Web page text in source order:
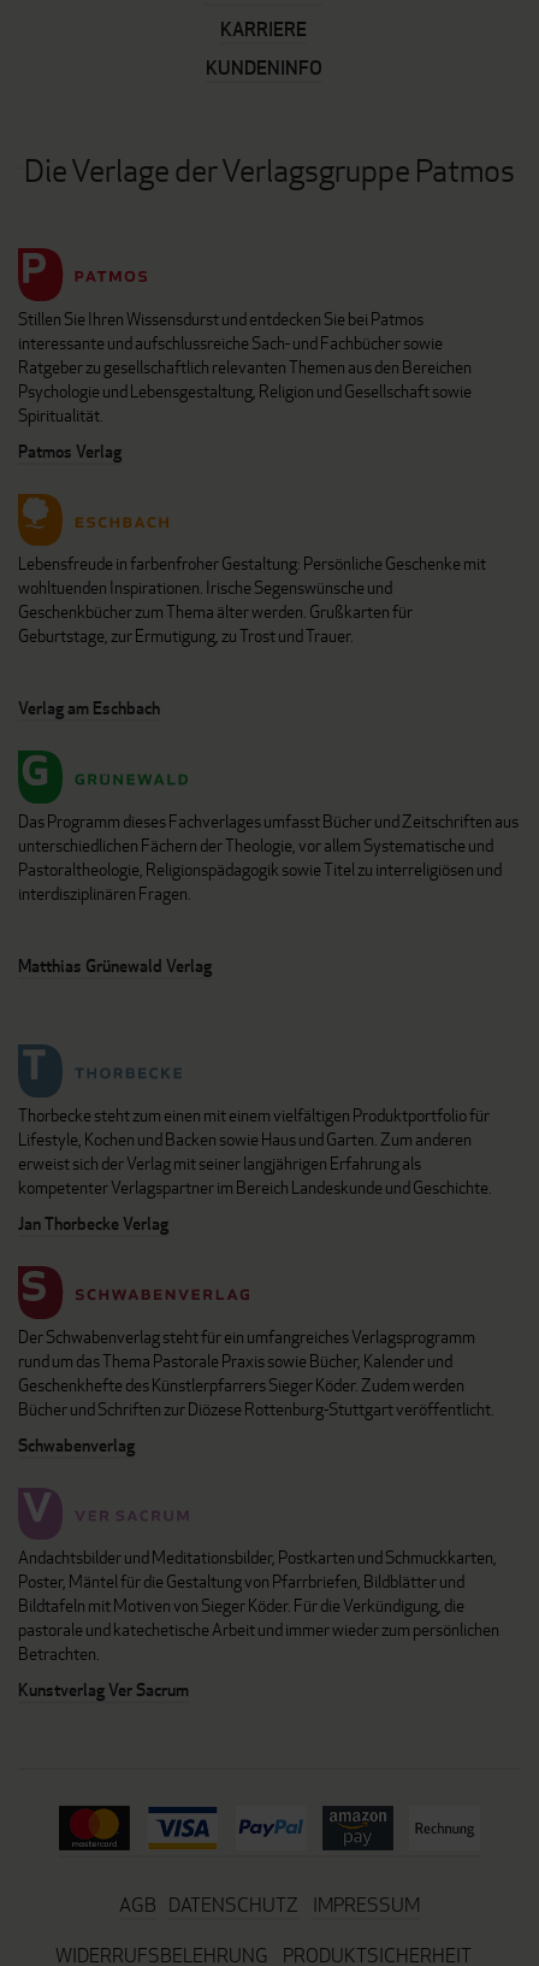
KARRIERE
KUNDENINFO
Die Verlage der Verlagsgruppe Patmos
Stillen Sie Ihren Wissensdurst und entdecken Sie bei Patmos
interessante und aufschlussreiche Sach- und Fachbücher sowie
Ratgeber zu gesellschaftlich relevanten Themen aus den Bereichen
Psychologie und Lebensgestaltung, Religion und Gesellschaft sowie
Spiritualität.
Patmos Verlag
Lebensfreude in farbenfroher Gestaltung: Persönliche Geschenke mit
wohltuenden Inspirationen. Irische Segenswünsche und
Geschenkbücher zum Thema älter werden. Grußkarten für
Geburtstage, zur Ermutigung, zu Trost und Trauer.
Verlag am Eschbach
Das Programm dieses Fachverlages umfasst Bücher und Zeitschriften aus
unterschiedlichen Fächern der Theologie, vor allem Systematische und
Pastoraltheologie, Religionspädagogik sowie Titel zu interreligiösen und
interdisziplinären Fragen.
Matthias Grünewald Verlag
Thorbecke steht zum einen mit einem vielfältigen Produktportfolio für
Lifestyle, Kochen und Backen sowie Haus und Garten. Zum anderen
erweist sich der Verlag mit seiner langjährigen Erfahrung als
kompetenter Verlagspartner im Bereich Landeskunde und Geschichte.
Jan Thorbecke Verlag
Der Schwabenverlag steht für ein umfangreiches Verlagsprogramm
rund um das Thema Pastorale Praxis sowie Bücher, Kalender und
Geschenkhefte des Künstlerpfarrers Sieger Köder. Zudem werden
Bücher und Schriften zur Diözese Rottenburg-Stuttgart veröffentlicht.
Schwabenverlag
Andachtsbilder und Meditationsbilder, Postkarten und Schmuckkarten,
Poster, Mäntel für die Gestaltung von Pfarrbriefen, Bildblätter und
Bildtafeln mit Motiven von Sieger Köder. Für die Verkündigung, die
pastorale und katechetische Arbeit und immer wieder zum persönlichen
Betrachten.
Kunstverlag Ver Sacrum
AGB DATENSCHUTZ
IMPRESSUM
WIDERRUFSBELEHRUNG
PRODUKTSICHERHEIT